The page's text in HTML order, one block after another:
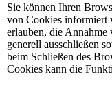
Sie können Ihren
von Cookies informiert
erlauben, die
generell ausschließen
beim Schließen des
Cookies kann die